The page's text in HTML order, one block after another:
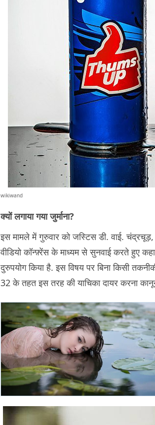
wikiwand
क्यों लगाया गया जुर्माना?
इस मामले में गुरुवार को जस्टिस डी. वाई.
वीडियो कॉन्फ़्रेंस के माध्यम से सुनवाई करते हुए
दुरुपयोग किया है. इस विषय पर बिना किसी
32 के तहत इस तरह की याचिका दायर करना